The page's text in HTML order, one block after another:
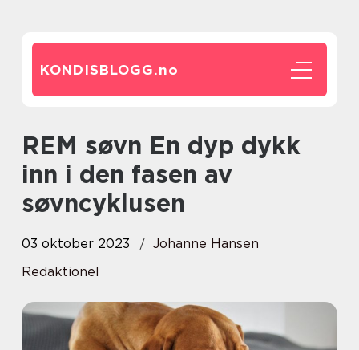
KONDISBLOGG.no
REM søvn En dyp dykk
inn i den fasen av
søvncyklusen
03 oktober 2023
Johanne Hansen
Redaktionel